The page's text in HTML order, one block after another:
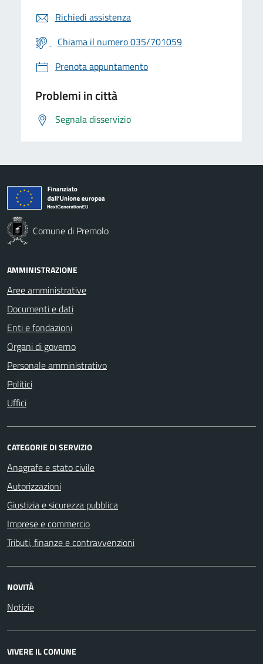
Richiedi assistenza
Chiama il numero 035/701059
Prenota appuntamento
Problemi in città
Segnala disservizio
Comune di Premolo
AMMINISTRAZIONE
Aree amministrative
Documenti e dati
Enti e fondazioni
Organi di governo
Personale amministrativo
Politici
Uffici
CATEGORIE DI SERVIZIO
Anagrafe e stato civile
Autorizzazioni
Giustizia e sicurezza pubblica
Imprese e commercio
Tributi, finanze e contravvenzioni
NOVITÀ
Notizie
VIVERE IL COMUNE